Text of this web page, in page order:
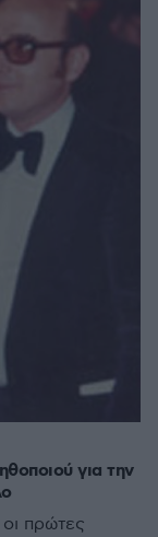
για την
πρώτες